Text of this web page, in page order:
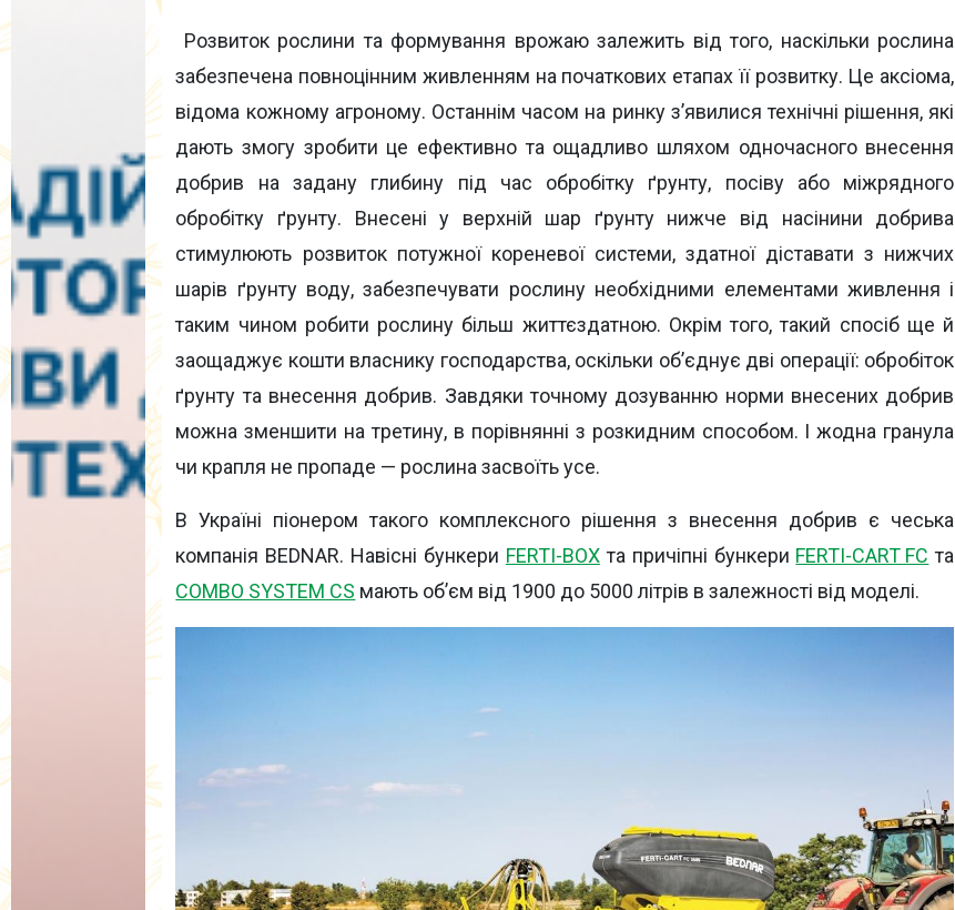
Розвиток рослини та формування врожаю залежить від того, наскільки рослина
забезпечена повноцінним живленням на початкових етапах її розвитку. Це аксіома,
відома кожному агроному. Останнім часом на ринку з’явилися технічні рішення, які
дають змогу зробити це ефективно та ощадливо шляхом одночасного внесення
добрив на задану глибину під час обробітку ґрунту, посіву або міжрядного
обробітку ґрунту. Внесені у верхній шар ґрунту нижче від насінини добрива
стимулюють розвиток потужної кореневої системи, здатної діставати з нижчих
шарів ґрунту воду, забезпечувати рослину необхідними елементами живлення і
таким чином робити рослину більш життєздатною. Окрім того, такий спосіб ще й
заощаджує кошти власнику господарства, оскільки об’єднує дві операції: обробіток
ґрунту та внесення добрив. Завдяки точному дозуванню норми внесених добрив
можна зменшити на третину, в порівнянні з розкидним способом. І жодна гранула
чи крапля не пропаде — рослина засвоїть усе.
В Україні піонером такого комплексного рішення з внесення добрив є чеська
компанія BEDNAR. Навісні бункери FERTI-BOXта причіпні бункери FERTI-CART FC та
COMBO SYSTEM CS мають об’єм від 1900 до 5000 літрів в залежності від моделі.